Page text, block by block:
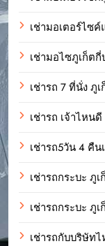
เช่ามอเตอร์ไซ
เช่ามอไซภูเก็ตกี่
เช่ารถ 7 ที่นั่ง ภูเ
เช่ารถ เจ้าไหนดี
เช่ารถ5วัน 4 คืน
เช่ารถกระบะ ภูเ
เช่ารถกระบะ ภู
เช่ารถกับบริษัท